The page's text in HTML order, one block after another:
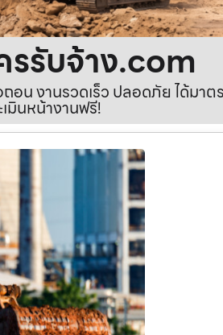
รรับจ้าง.com
น งานรวดเร็ว ปลอดภัย ได้มาต
เมินหน้างานฟรี!